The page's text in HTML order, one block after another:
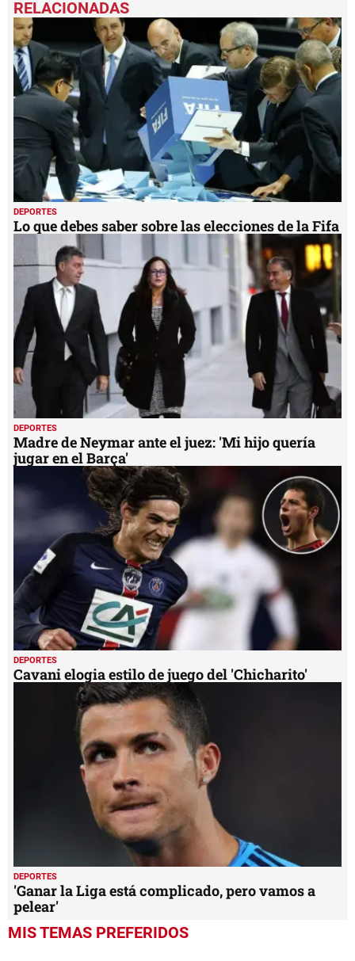
of
1
minute,
21
seconds
DEPORTES
Lo que debes saber sobre las elecciones de la Fifa
DEPORTES
Madre de Neymar ante el juez: 'Mi hijo quería
jugar en el Barça'
DEPORTES
Cavani elogia estilo de juego del 'Chicharito'
DEPORTES
'Ganar la Liga está complicado, pero vamos a
pelear'
MIS TEMAS PREFERIDOS